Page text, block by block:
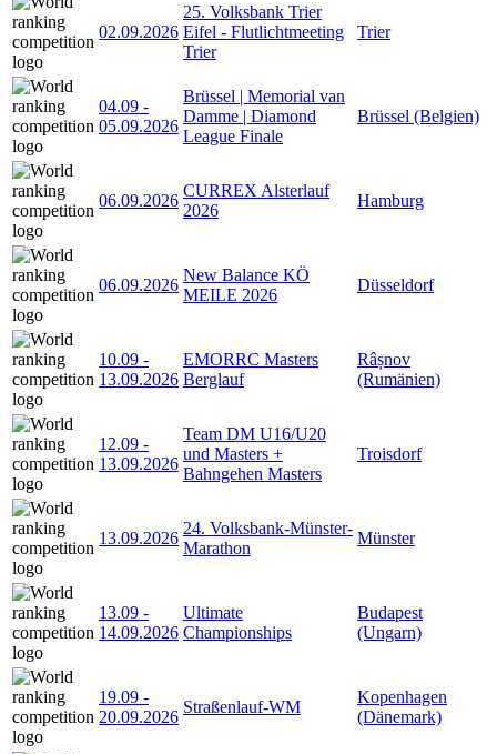
02.09.2026
25. Volksbank Trier
Eifel - Flutlichtmeeting
Trier
Trier
04.09 -
05.09.2026
Brüssel | Memorial van
Damme | Diamond
League Finale
Brüssel (Belgien)
06.09.2026
CURREX Alsterlauf
2026
Hamburg
06.09.2026
New Balance KÖ
MEILE 2026
Düsseldorf
10.09 -
13.09.2026
EMORRC Masters
Berglauf
Râșnov
(Rumänien)
12.09 -
13.09.2026
Team DM U16/U20
und Masters +
Bahngehen Masters
Troisdorf
13.09.2026
24. Volksbank-Münster-
Marathon
Münster
13.09 -
14.09.2026
Ultimate
Championships
Budapest
(Ungarn)
19.09 -
20.09.2026
Straßenlauf-WM
Kopenhagen
(Dänemark)